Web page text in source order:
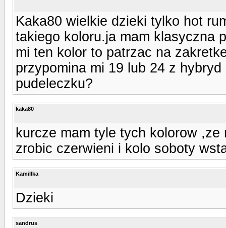
Kaka80 wielkie dzieki tylko hot
takiego koloru.ja mam klasyczna
mi ten kolor to patrzac na
przypomina mi 19 lub 24 z
pudeleczku?
kaka80
kurcze mam tyle tych kolorow
zrobic czerwieni i kolo soboty
Kamillka
Dzieki
sandrus